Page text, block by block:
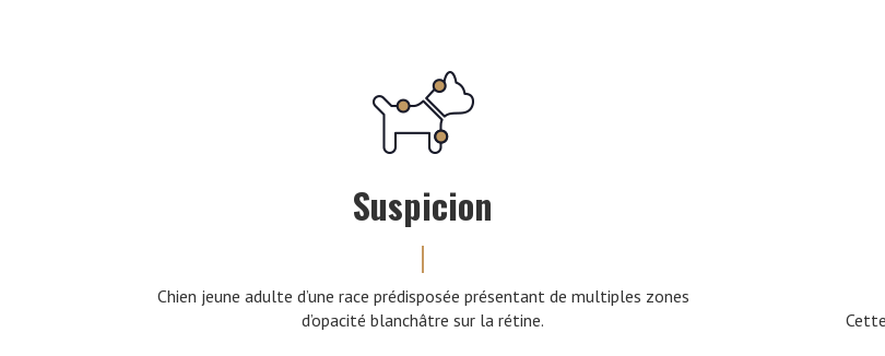
Suspicion
Chien jeune adulte d’une race prédisposée présentant de multiples zones
d’opacité blanchâtre sur la rétine.